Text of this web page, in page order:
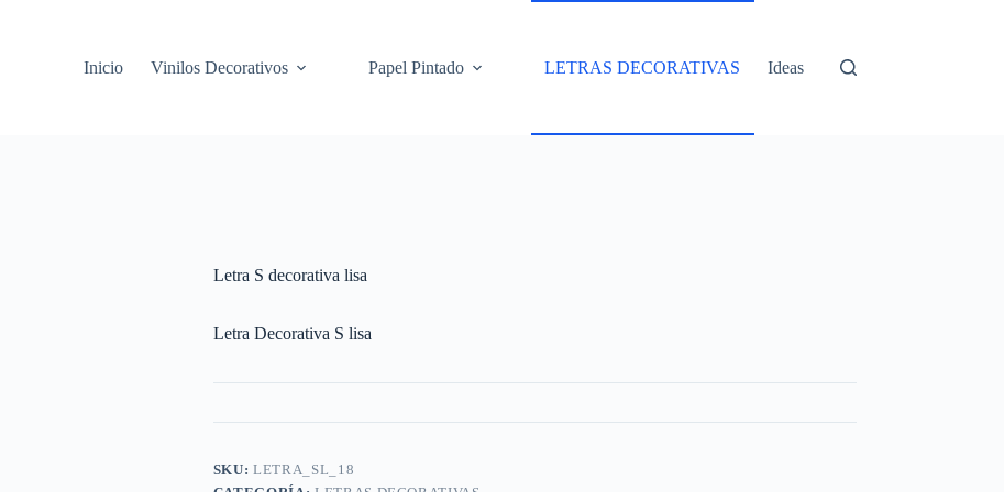
Inicio
Vinilos Decorativos Papel Pintado LETRAS DECORATIVAS Ideas
Letra S decorativa lisa
Letra Decorativa S lisa
SKU:LETRA_SL_18